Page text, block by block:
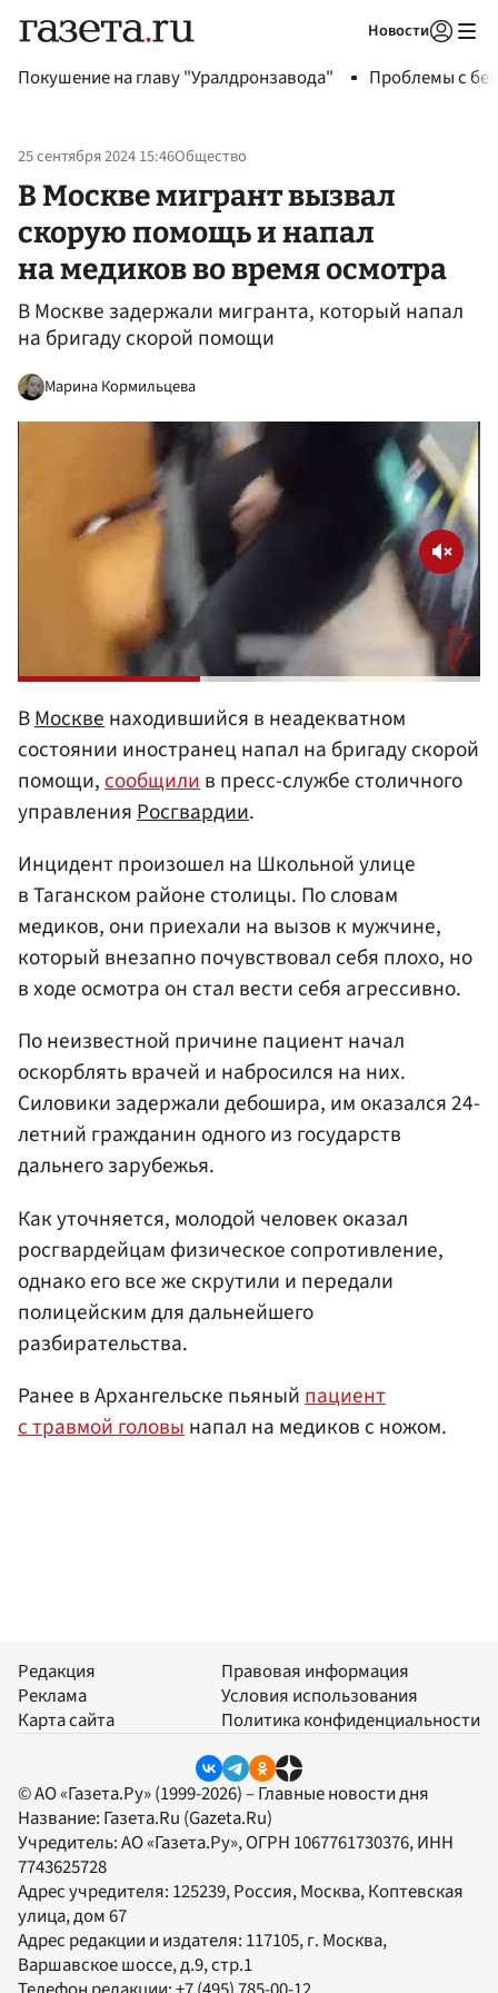
Новости
Покушение на главу "Уралдронзавода" Проблемы с
25 сентября 2024 15:46Общество
В Москве мигрант вызвал
скорую помощь и напал
на медиков во время осмотра
В Москве задержали мигранта, который напал
на бригаду скорой помощи
Марина Кормильцева
ВМосквенаходившийся в неадекватном
состоянии иностранец напал на бригаду скорой
помощи,сообщилив пресс-службе столичного
управленияРосгвардии.
Инцидент произошел на Школьной улице
в Таганском районе столицы. По словам
медиков, они приехали на вызов к мужчине,
который внезапно почувствовал себя плохо, но
в ходе осмотра он стал вести себя агрессивно.
По неизвестной причине пациент начал
оскорблять врачей и набросился на них.
Силовики задержали дебошира, им оказался 24-
летний гражданин одного из государств
дальнего зарубежья.
Как уточняется, молодой человек оказал
росгвардейцам физическое сопротивление,
однако его все же скрутили и передали
полицейским для дальнейшего
разбирательства.
Ранее в Архангельске пьяныйпациент
с травмой головынапал на медиков с ножом.
Редакция
Реклама
Карта сайта
Правовая информация
Условия использования
Политика конфиденциальности
© АО «Газета.Ру» (1999-2026) – Главные новости дня
Название: Газета.Ru (Gazeta.Ru)
Учредитель:АО «Газета.Ру», ОГРН 1067761730376, ИНН
7743625728
Адрес учредителя: 125239, Россия, Москва, Коптевская
улица, дом 67
Адрес редакции и издателя: 117105, г. Москва,
Варшавское шоссе, д.9, стр.1